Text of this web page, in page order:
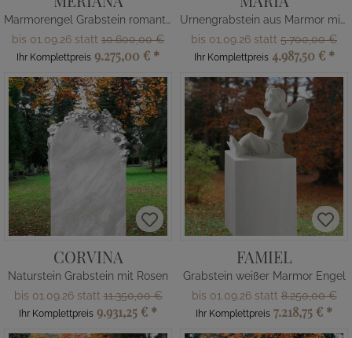
Marmorengel Grabstein romantisch Herz
bis 01.09.26 statt 10.600,00 €
Ihr Komplettpreis 9.275,00 € *
Urnengrabstein aus Marmor mit Madonna
bis 01.09.26 statt 5.700,00 €
Ihr Komplettpreis 4.987,50 € *
CORVINA
Naturstein Grabstein mit Rosen
bis 01.09.26 statt11.350,00 €
Ihr Komplettpreis 9.931,25 € *
FAMIEL
Grabstein weißer Marmor Engel
bis 01.09.26 statt8.250,00 €
Ihr Komplettpreis 7.218,75 € *